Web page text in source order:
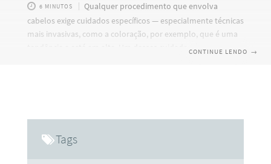
6 MINUTOS
Qualquer procedimento que envolva
cabelos exige cuidados específicos — especialmente técnicas
mais invasivas, como a coloração, por exemplo, que é uma
tendência e está em alta. Um desses cuidados é aCONTINUE LENDO →
Tags